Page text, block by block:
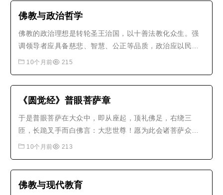
治菩提，安处道场，履践如来所行..
佛教与政治哲学
佛教的政治理想是转轮圣王治国，以十善法教化众生。强
调领导者应具备慈悲、智慧、公正等品质，政治应以民生
为本，以道德为基。这种政治哲学，对现代政治文明建设
10个月前 215
《圆觉经》普眼菩萨章
于是普眼菩萨在大众中，即从座起，顶礼佛足，右绕三
匝，长跪叉手而白佛言：大悲世尊！愿为此会诸菩萨众，
及为末世一切众生，演说菩萨修行渐次，云何思惟？云何
觉不能悟入。愿兴慈悲，为我等辈及..
10个月前 213
佛教与现代教育